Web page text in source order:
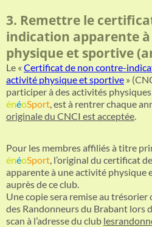
3. Remettre le
indication apparente
physique et sportive
Le « Certificat de non contre-
activité physique et sportive »
participer à des activités
énéoSport , est à rentrer chaque
originale du CNCI est acceptée
Pour les membres affiliés à titre
énéoSport , l’original du certificat
apparente à une activité physique
auprès de ce club.
Une copie sera remise au
des Randonneurs du Brabant lors
scan à l’adresse du club